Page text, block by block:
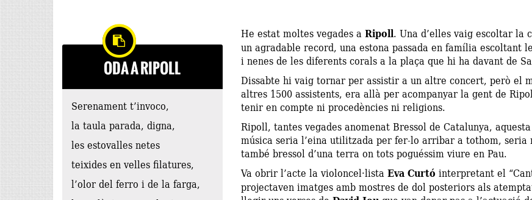
He estat moltes vegades aRipoll. Una d’elles vaig escoltar la
un agradable record, una estona passada en família escoltant
i nenes de les diferents corals a la plaça que hi ha davant de
Dissabte hi vaig tornar per assistir a un altre concert, però el
altres 1500 assistents, era allà per acompanyar la gent de
tenir en compte ni procedències ni religions.
Ripoll, tantes vegades anomenat Bressol de Catalunya,
música seria l’eina utilitzada per fer-lo arribar a tothom,
també bressol d’una terra on tots poguéssim viure en Pau.
Va obrir l’acte la violoncel·listaEva Curtó interpretant el
projectaven imatges amb mostres de dol posteriors als
ODA A RIPOLL
Serenament t’invoco,
la taula parada, digna,
les estovalles netes
teixides en velles filatures,
l’olor del ferro i de la farga,